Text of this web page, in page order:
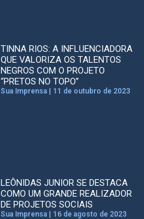
TINNA RIOS: A INFLUENCIADORA
QUE VALORIZA OS TALENTOS
NEGROS COM O PROJETO
“PRETOS NO TOPO”
Sua Imprensa 11 de outubro de 2023
LEÔNIDAS JUNIOR SE DESTACA
COMO UM GRANDE REALIZADOR
DE PROJETOS SOCIAIS
Sua Imprensa 16 de agosto de 2023